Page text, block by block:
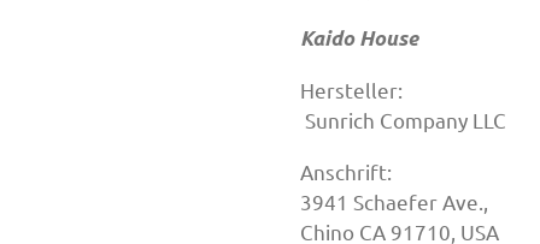
Kaido House
Hersteller:
Sunrich Company LLC
Anschrift:
3941 Schaefer Ave.,
Chino CA 91710, USA